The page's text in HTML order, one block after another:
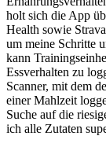
holt sich die App
Health sowie
um meine Schritte
kann
Essverhalten zu
Scanner, mit dem
einer Mahlzeit
Suche auf die
ich alle Zutaten